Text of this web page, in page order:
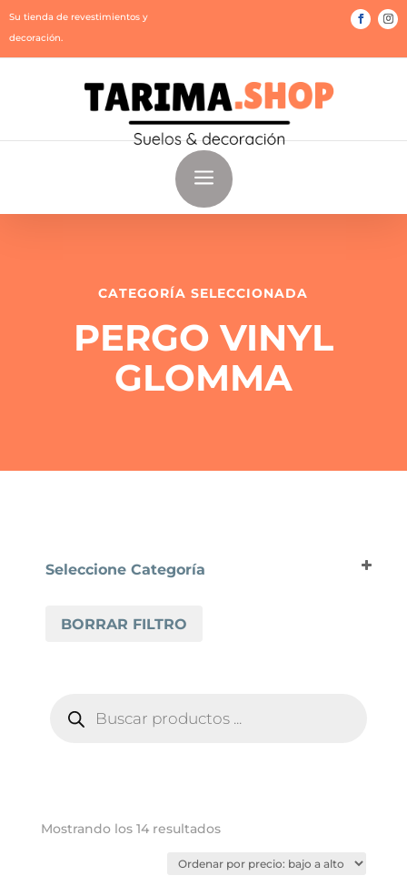
Su tienda de revestimientos y
decoración.
a
CATEGORÍA SELECCIONADA
PERGO VINYL
GLOMMA
Seleccione Categoría
PERGO VINYL
BORRAR FILTRO
PRODUCTOS
Mostrando los 14 resultadosOrdenado
precio: